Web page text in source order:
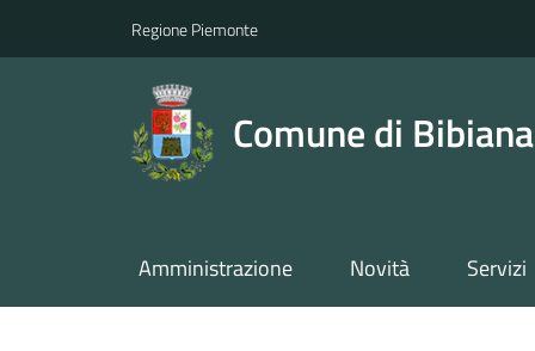
Regione Piemonte
Comune di Bibiana
Amministrazione Novità Servizi